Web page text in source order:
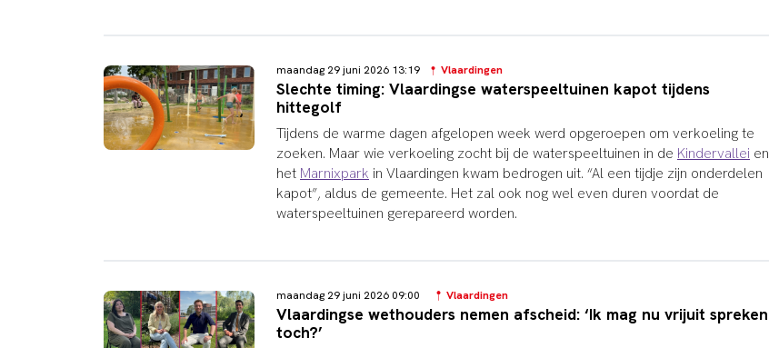
maandag 29 juni 2026 13:19 Vlaardingen
Slechte timing: Vlaardingse waterspeeltuinen kapot tijdens
hittegolf
Tijdens de warme dagen afgelopen week werd opgeroepen om verkoeling te
zoeken. Maar wie verkoeling zocht bij de waterspeeltuinen in de Kindervallei en
het Marnixpark in Vlaardingen kwam bedrogen uit. “Al een tijdje zijn onderdelen
kapot”, aldus de gemeente. Het zal ook nog wel even duren voordat de
waterspeeltuinen gerepareerd worden.
maandag 29 juni 2026 09:00 Vlaardingen
Vlaardingse wethouders nemen afscheid: ‘Ik mag nu vrijuit spreken
toch?’